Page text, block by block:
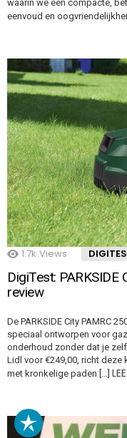
waarin we een compacte,
eenvoud en
1.7k Views
DigiTest:
review
De PARKSIDE City PAMRC
speciaal ontworpen voor
onderhoud zonder dat je
Lidl voor €249,00, richt
met kronkelige paden […]